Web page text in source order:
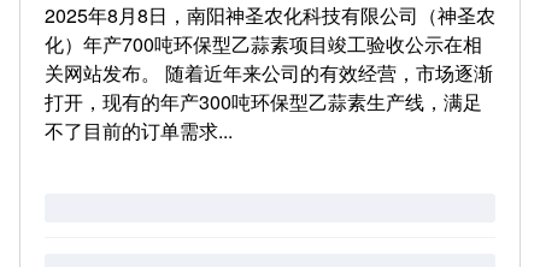
2025年8月8日，南阳神圣农化科技有限公司（神圣农
化）年产700吨环保型乙蒜素项目竣工验收公示在相
关网站发布。 随着近年来公司的有效经营，市场逐渐
打开，现有的年产300吨环保型乙蒜素生产线，满足
不了目前的订单需求...